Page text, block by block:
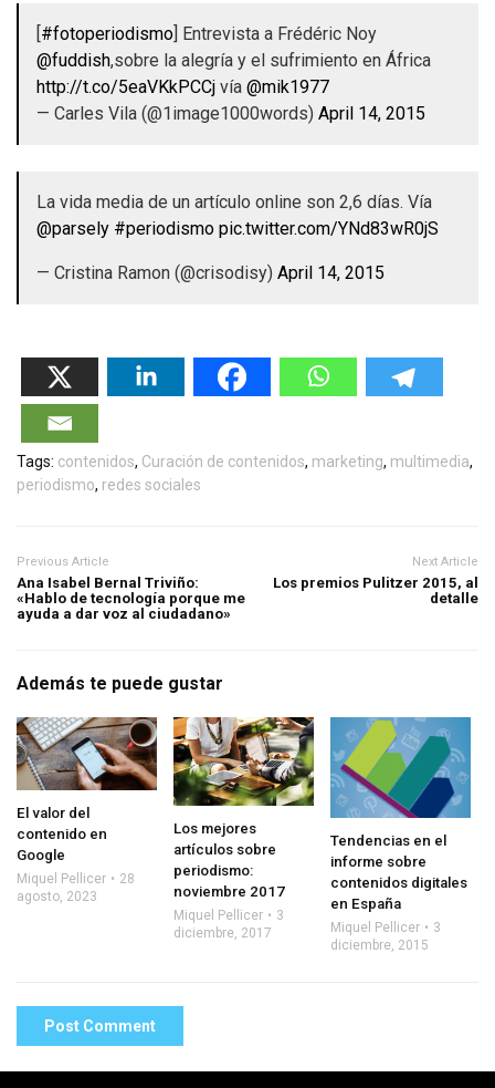
[#fotoperiodismo] Entrevista a Frédéric Noy
@fuddish,sobre la alegría y el sufrimiento en África
http://t.co/5eaVKkPCCj vía @mik1977
— Carles Vila (@1image1000words) April 14, 2015
La vida media de un artículo online son 2,6 días. Vía
@parsely #periodismo pic.twitter.com/YNd83wR0jS
— Cristina Ramon (@crisodisy) April 14, 2015
Tags: contenidos, Curación de contenidos, marketing, multimedia,
periodismo, redes sociales
Previous Article
Ana Isabel Bernal Triviño:
«Hablo de tecnología porque me
ayuda a dar voz al ciudadano»
Next Article
Los premios Pulitzer 2015, al
detalle
Además te puede gustar
El valor del
contenido en
Google
Miquel Pellicer
28
agosto, 2023
Los mejores
artículos sobre
periodismo:
noviembre 2017
Miquel Pellicer
3
diciembre, 2017
Tendencias en el
informe sobre
contenidos digitales
en España
Miquel Pellicer
3
diciembre, 2015
Post Comment